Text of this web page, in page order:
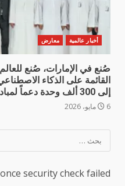
أخبار عالمية معارض
صُنع في الإمارات، صُنع
القائمة على الذكاء
إلى 300 ألف وحدة دعماً لمبادرة “مشروع 300 مليار”
6 مايو، 2026
عن:
security check failed.